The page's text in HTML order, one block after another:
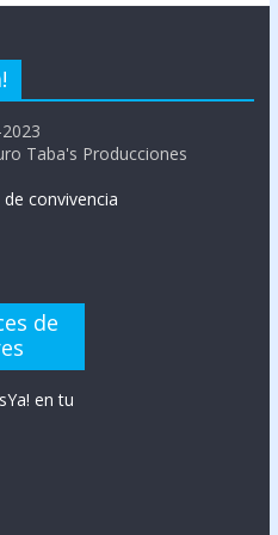
Taba's Producciones
convivencia
de
en tu